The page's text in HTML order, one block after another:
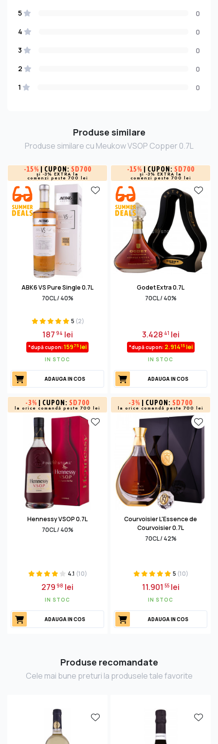
5
0
4
0
3
0
2
0
1
0
Produse similare
Produse similare cu Meukow VSOP Copper 0.7L
-15% | CUPON: SD700
și -3% EXTRA la
comenzi peste 700 lei
ABK6 VS Pure Single 0.7L
70CL / 40%
5 (2)
18794 lei
*după cupon: 15975 lei
IN STOC
ADAUGA IN COS
-15% | CUPON: SD700
și -3% EXTRA la
comenzi peste 700 lei
Godet Extra 0.7L
70CL / 40%
3.428 41 lei
*după cupon: 2.91415lei
IN STOC
ADAUGA IN COS
-3% | CUPON: SD700
la orice comandă peste 700 lei
Hennessy VSOP 0.7L
70CL / 40%
4.1 (10)
27998 lei
IN STOC
ADAUGA IN COS
-3% | CUPON: SD700
la orice comandă peste 700 lei
Courvoisier L'Essence de
Courvoisier 0.7L
70CL / 42%
5 (10)
11.90155lei
IN STOC
ADAUGA IN COS
Produse recomandate
Cele mai bune preturi la produsele tale favorite